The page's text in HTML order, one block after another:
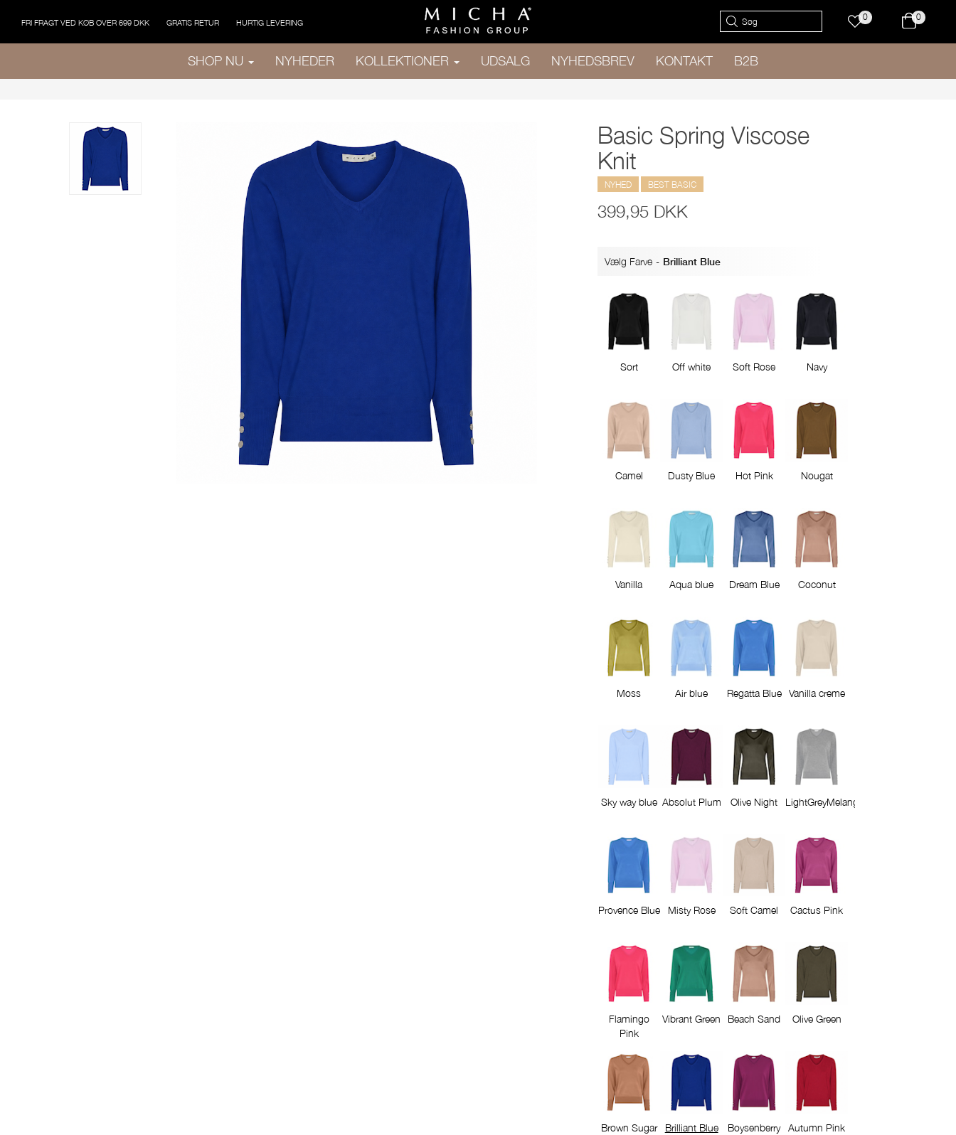
FRI FRAGT VED KØB OVER 699 DKK GRATIS RETUR HURTIG LEVERING 0 0
SHOP NU NYHEDER KOLLEKTIONER UDSALG NYHEDSBREV KONTAKT B2B
Basic Spring Viscose
Knit
NYHED BEST BASIC
399,95 DKK
Vælg Farve - Brilliant Blue
Sort Off white Soft Rose Navy
Camel Dusty Blue Hot Pink Nougat
Vanilla Aqua blue Dream Blue Coconut
Moss Air blue Regatta Blue Vanilla creme
Sky way blue Absolut Plum Olive Night LightGreyMelange
Provence Blue Misty Rose Soft Camel Cactus Pink
Flamingo
Pink
Vibrant Green Beach Sand Olive Green
Brown Sugar Brilliant Blue Boysenberry Autumn Pink